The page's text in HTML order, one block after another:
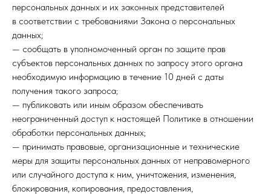
персональных данных и их законных представителей
в соответствии с требованиями Закона о персональных
данных;
— сообщать в уполномоченный орган по защите прав
субъектов персональных данных по запросу этого органа
необходимую информацию в течение 10 дней с даты
получения такого запроса;
— публиковать или иным образом обеспечивать
неограниченный доступ к настоящей Политике в отношении
обработки персональных данных;
— принимать правовые, организационные и технические
меры для защиты персональных данных от неправомерного
или случайного доступа к ним, уничтожения, изменения,
блокирования, копирования, предоставления,